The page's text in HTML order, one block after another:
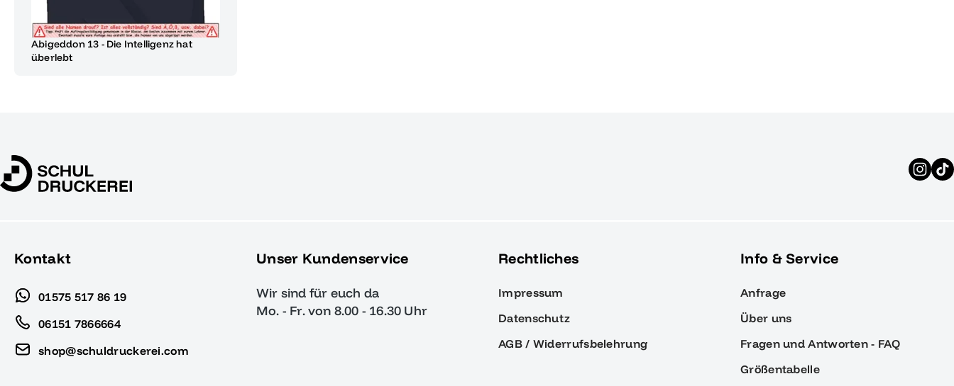
Abigeddon 13 - Die Intelligenz hat
überlebt
Kontakt
01575 517 86 19
06151 7866664
shop@schuldruckerei.com
Unser Kundenservice
Wir sind für euch da
Mo. - Fr. von 8.00 - 16.30 Uhr
Rechtliches
Impressum
Datenschutz
AGB / Widerrufsbelehrung
Info & Service
Anfrage
Über uns
Fragen und Antworten - FAQ
Größentabelle